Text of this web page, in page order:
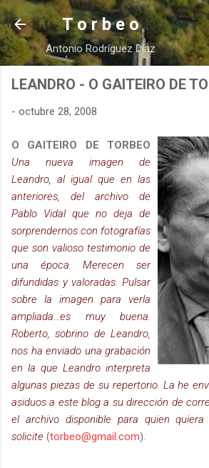
Ir al contenido
T o r b e o
Antonio Rodríguez Díaz
LEANDRO - O GAITEIRO DE
- octubre 28, 2008
O GAITEIRO DE TORBEO
Una nueva imagen de
Leandro, al igual que en las
anteriores, del archivo de
Pablo Vidal que no deja de
sorprendernos con fotografías
que son valioso testimonio de
una época. Merecen ser
difundidas y valoradas. Pulsar
sobre la imagen para verla
ampliada...es muy buena.
Roberto, sobrino de Leandro,
nos ha enviado una grabación
en la que Leandro interpreta
algunas piezas de su repertorio. La he
asiduos a este blog a su dirección de
el archivo disponible para quien
solicite (torbeo@gmail.com).